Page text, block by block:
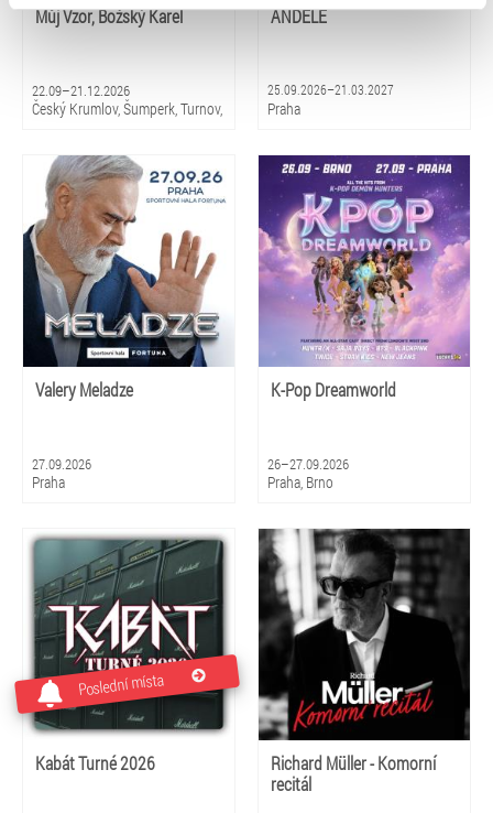
zpracování upravíte zaškrtnutím příslušné varianty. Svoji
Můj Vzor, Božský Karel
22.09–21.12.2026
Český Krumlov, Šumperk, Turnov,
Varnsdorf, Ústí nad Labem,
Přerov
ANDĚLÉ
25.09.2026–21.03.2027
Praha
Valery Meladze
27.09.2026
Praha
K-Pop Dreamworld
26–27.09.2026
Praha, Brno
Poslední místa
Kabát Turné 2026
Richard Müller - Komorní
recitál